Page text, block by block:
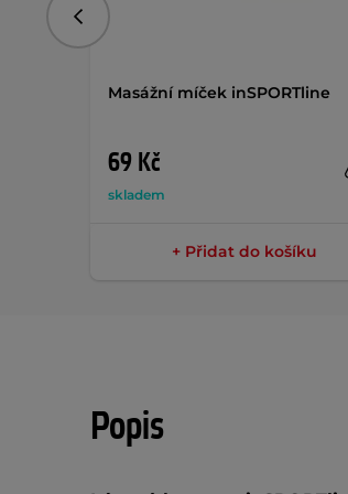
Masážní míček inSPORTline
69 Kč
skladem
+ Přidat do košíku
Předchozí
Popis